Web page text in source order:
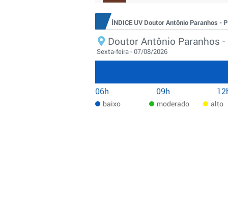
ÍNDICE UV Doutor Antônio Paranhos -
Doutor Antônio Paranhos -
Sexta-feira - 07/08/2026
06h 09h
baixo moderado alto